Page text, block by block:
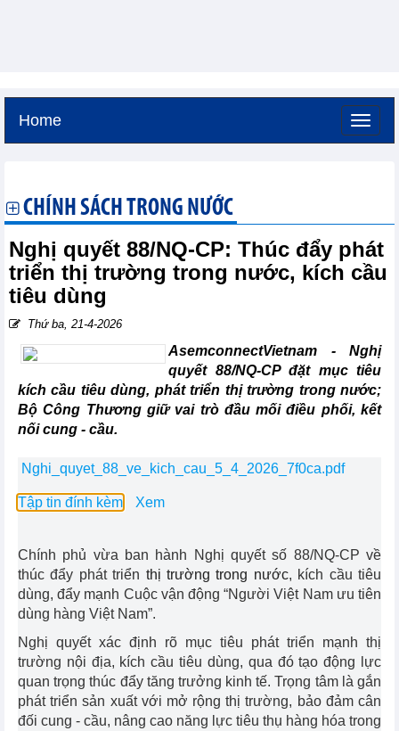
Home
CHÍNH SÁCH TRONG NƯỚC
Nghị quyết 88/NQ-CP: Thúc đẩy phát
triển thị trường trong nước, kích cầu
tiêu dùng
Thứ ba, 21-4-2026
AsemconnectVietnam - Nghị
quyết 88/NQ-CP đặt mục tiêu
kích cầu tiêu dùng, phát triển thị trường trong nước;
Bộ Công Thương giữ vai trò đầu mối điều phối, kết
nối cung - cầu.
Nghi_quyet_88_ve_kich_cau_5_4_2026_7f0ca.pdf
Tập tin đính kèm Xem
Chính phủ vừa ban hành Nghị quyết số 88/NQ-CP về
thúc đẩy phát triển thị trường trong nước, kích cầu tiêu
dùng, đẩy mạnh Cuộc vận động “Người Việt Nam ưu tiên
dùng hàng Việt Nam”.
Nghị quyết xác định rõ mục tiêu phát triển mạnh thị
trường nội địa, kích cầu tiêu dùng, qua đó tạo động lực
quan trọng thúc đẩy tăng trưởng kinh tế. Trọng tâm là gắn
phát triển sản xuất với mở rộng thị trường, bảo đảm cân
đối cung - cầu, nâng cao năng lực tiêu thụ hàng hóa trong